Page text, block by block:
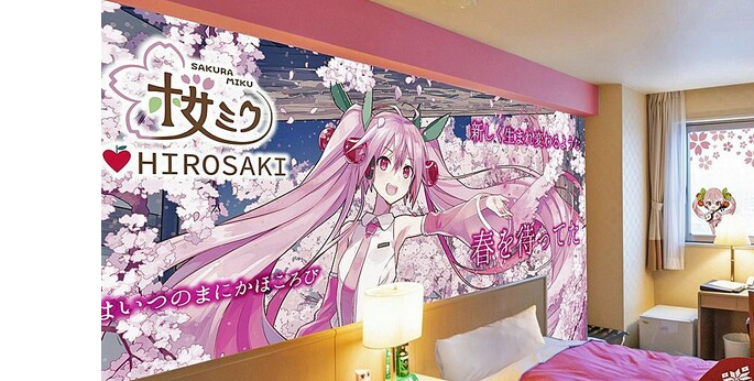
パワースポット
まつり・イベント
おみやげ・特産
道の駅・産直
アウトドア・レジャー
ご当地グルメ